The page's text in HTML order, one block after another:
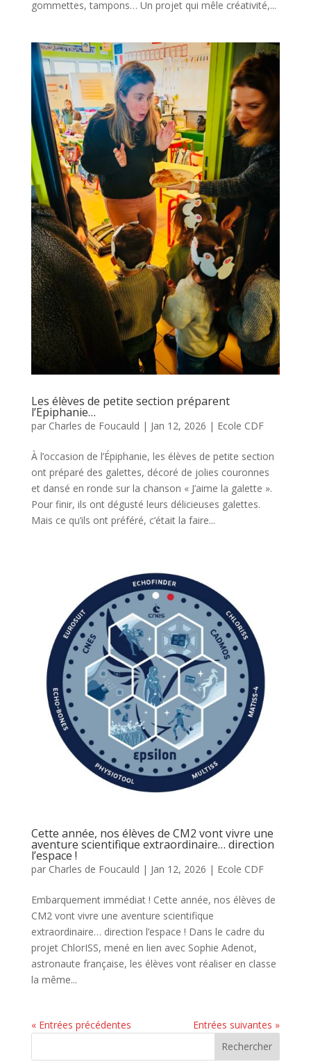
gommettes, tampons… Un projet qui mêle créativité,...
Les élèves de petite section préparent
l’Epiphanie…
par Charles de Foucauld | Jan 12, 2026 | Ecole CDF
À l’occasion de l’Épiphanie, les élèves de petite section
ont préparé des galettes, décoré de jolies couronnes
et dansé en ronde sur la chanson « J’aime la galette ».
Pour finir, ils ont dégusté leurs délicieuses galettes.
Mais ce qu’ils ont préféré, c’était la faire...
Cette année, nos élèves de CM2 vont vivre une
aventure scientifique extraordinaire… direction
l’espace !
par Charles de Foucauld | Jan 12, 2026 | Ecole CDF
Embarquement immédiat ! Cette année, nos élèves de
CM2 vont vivre une aventure scientifique
extraordinaire… direction l’espace ! Dans le cadre du
projet ChlorISS, mené en lien avec Sophie Adenot,
astronaute française, les élèves vont réaliser en classe
la même...
« Entrées précédentes Entrées suivantes »